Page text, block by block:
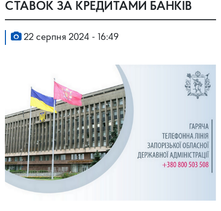
СТАВОК ЗА КРЕДИТАМИ БАНКІВ
22 серпня 2024 - 16:49